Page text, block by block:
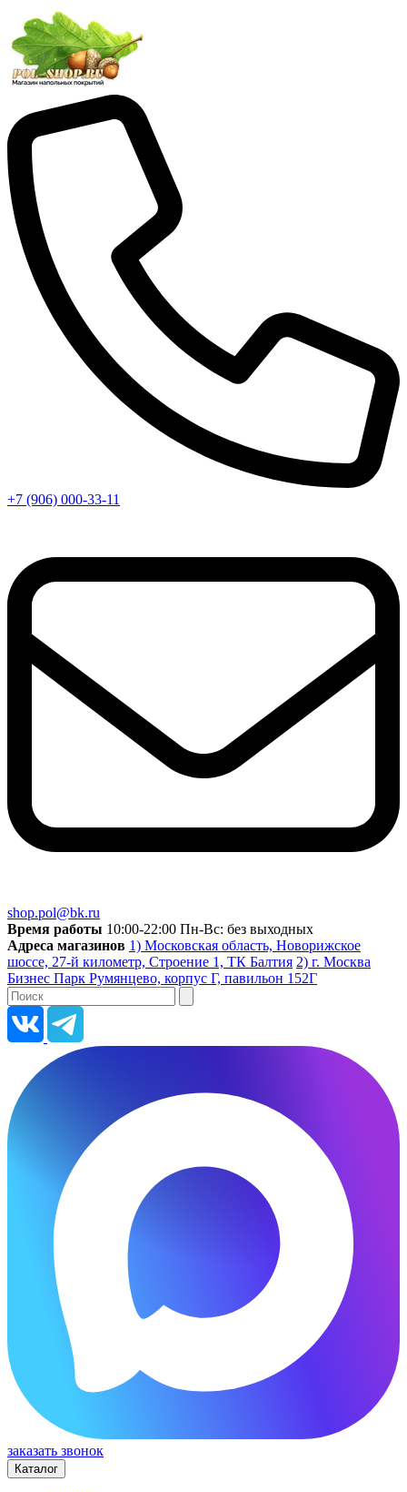
+7 (906) 000-33-11
shop.pol@bk.ru
Время работы 10:00-22:00 Пн-Вс: без выходных
Адреса магазинов 1) Московская область, Новорижское
шоссе, 27-й километр, Строение 1, ТК Балтия 2) г. Москва
Бизнес Парк Румянцево, корпус Г, павильон 152Г
заказать звонок
Каталог